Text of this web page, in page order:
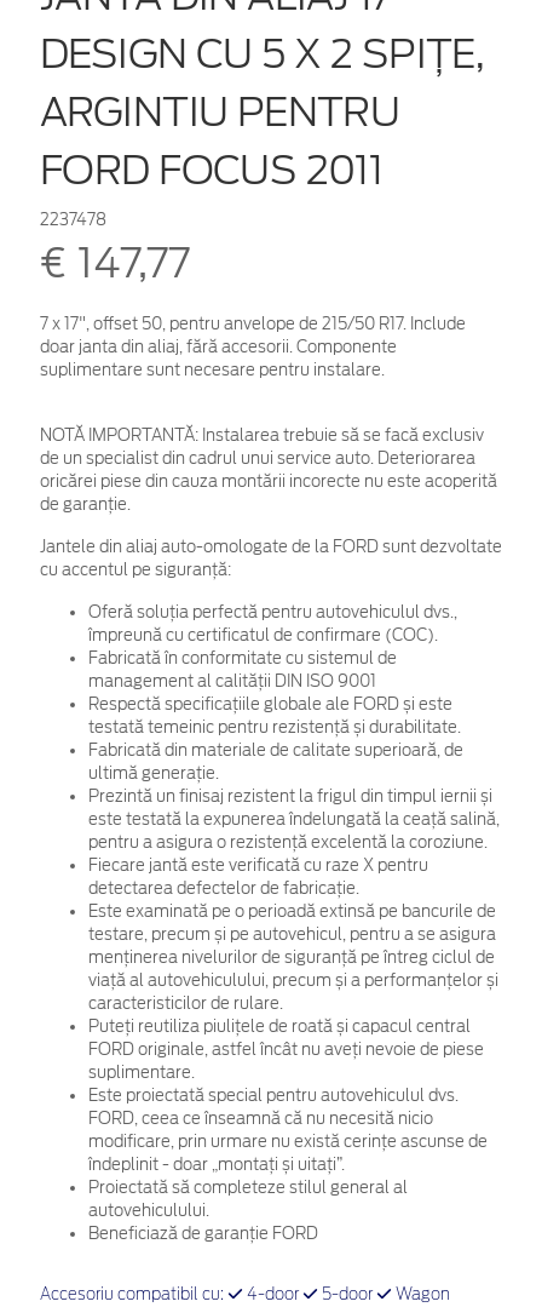
DESIGN CU 5 X 2 SPIŢE,
ARGINTIU PENTRU
FORD FOCUS 2011
2237478
€ 147,77
7 x 17", offset 50, pentru anvelope de 215/50 R17. Include
doar janta din aliaj, fără accesorii. Componente
suplimentare sunt necesare pentru instalare.
NOTĂ IMPORTANTĂ: Instalarea trebuie să se facă exclusiv
de un specialist din cadrul unui service auto. Deteriorarea
oricărei piese din cauza montării incorecte nu este acoperită
de garanţie.
Jantele din aliaj auto-omologate de la FORD sunt dezvoltate
cu accentul pe siguranță:
Oferă soluția perfectă pentru autovehiculul dvs.,
împreună cu certificatul de confirmare (COC).
Fabricată în conformitate cu sistemul de
management al calității DIN ISO 9001
Respectă specificațiile globale ale FORD și este
testată temeinic pentru rezistență și durabilitate.
Fabricată din materiale de calitate superioară, de
ultimă generație.
Prezintă un finisaj rezistent la frigul din timpul iernii și
este testată la expunerea îndelungată la ceață salină,
pentru a asigura o rezistență excelentă la coroziune.
Fiecare jantă este verificată cu raze X pentru
detectarea defectelor de fabricație.
Este examinată pe o perioadă extinsă pe bancurile de
testare, precum și pe autovehicul, pentru a se asigura
menținerea nivelurilor de siguranță pe întreg ciclul de
viață al autovehiculului, precum și a performanțelor și
caracteristicilor de rulare.
Puteți reutiliza piulițele de roată și capacul central
FORD originale, astfel încât nu aveți nevoie de piese
suplimentare.
Este proiectată special pentru autovehiculul dvs.
FORD, ceea ce înseamnă că nu necesită nicio
modificare, prin urmare nu există cerințe ascunse de
îndeplinit - doar „montați și uitați”.
Proiectată să completeze stilul general al
autovehiculului.
Beneficiază de garanție FORD
Accesoriu compatibil cu: 4-door 5-door Wagon